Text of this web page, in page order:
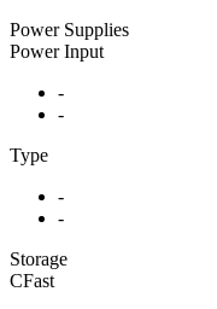
Power Supplies
Power Input
-
-
Type
-
-
Storage
CFast